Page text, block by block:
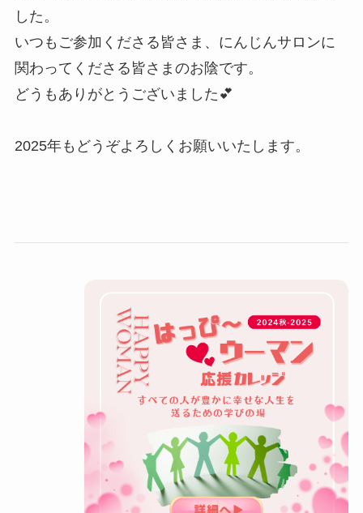
した。
いつもご参加くださる皆さま、にんじんサロンに
関わってくださる皆さまのお陰です。
どうもありがとうございました💕
2025年もどうぞよろしくお願いいたします。